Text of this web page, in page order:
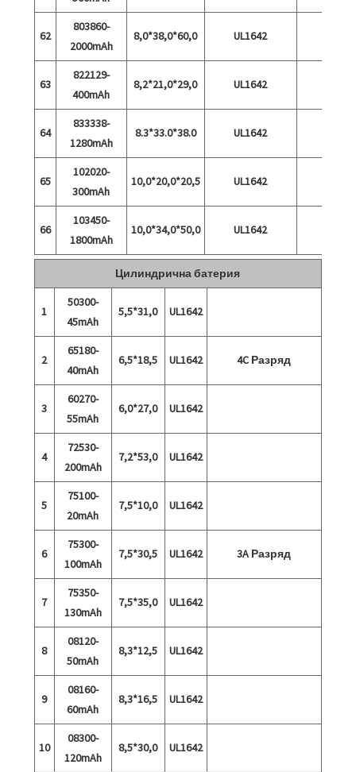
62
803860-
2000mAh
8,0*38,0*60,0 UL1642
63
822129-
400mAh
8,2*21,0*29,0 UL1642
64
833338-
1280mAh
8.3*33.0*38.0 UL1642
65
102020-
300mAh
10,0*20,0*20,5 UL1642
66
103450-
1800mAh
10,0*34,0*50,0 UL1642
Цилиндрична батерия
1
50300-
45mAh
5,5*31,0 UL1642
2
65180-
40mAh
6,5*18,5 UL1642 4C Разряд
3
60270-
55mAh
6,0*27,0 UL1642
4
72530-
200mAh
7,2*53,0 UL1642
5
75100-
20mAh
7,5*10,0 UL1642
6
75300-
100mAh
7,5*30,5 UL1642 3A Разряд
7
75350-
130mAh
7,5*35,0 UL1642
8
08120-
50mAh
8,3*12,5 UL1642
9
08160-
60mAh
8,3*16,5 UL1642
10
08300-
120mAh
8,5*30,0 UL1642